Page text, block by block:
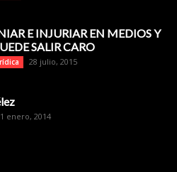
E INJURIAR EN MEDIOS Y
SALIR CARO
28 julio, 2015
1 enero, 2014